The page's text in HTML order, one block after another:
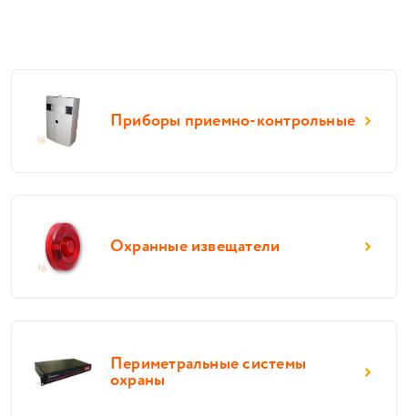
Приборы приемно-контрольные
Охранные извещатели
Периметральные системы
охраны